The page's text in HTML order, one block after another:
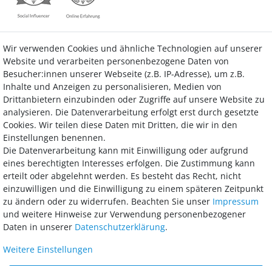
Vertrag widerrufen Kontakt
Bezahlung
Wir bieten Ihnen viele Möglichkeiten einer sicheren und bequemen
Bezahlung.
Wir verwenden Cookies und ähnliche Technologien auf unserer
Website und verarbeiten personenbezogene Daten von
Besucher:innen unserer Webseite (z.B. IP-Adresse), um z.B.
Inhalte und Anzeigen zu personalisieren, Medien von
Drittanbietern einzubinden oder Zugriffe auf unsere Website zu
analysieren. Die Datenverarbeitung erfolgt erst durch gesetzte
Cookies. Wir teilen diese Daten mit Dritten, die wir in den
Einstellungen benennen.
Die Datenverarbeitung kann mit Einwilligung oder aufgrund
eines berechtigten Interesses erfolgen. Die Zustimmung kann
erteilt oder abgelehnt werden. Es besteht das Recht, nicht
einzuwilligen und die Einwilligung zu einem späteren Zeitpunkt
zu ändern oder zu widerrufen. Beachten Sie unser Impressum
und weitere Hinweise zur Verwendung personenbezogener
Daten in unserer Daten­schutz­erklärung.
Weitere Einstellungen